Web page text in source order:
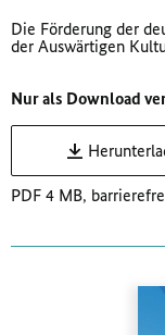
Die Förderung der
der Auswärtigen
Nur als Download
PDF 4 MB,